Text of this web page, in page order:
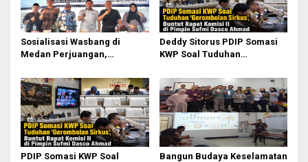
Sosialisasi Wasbang di
Medan Perjuangan,
Perjuangkan Ruang Bermain
Anak
Deddy Sitorus PDIP Somasi
KWP Soal Tuduhan
Rapat Komisi II Dipimpin
Sufmi Dasco Ahmad
PDIP Somasi KWP Soal
Bangun Budaya Keselamatan